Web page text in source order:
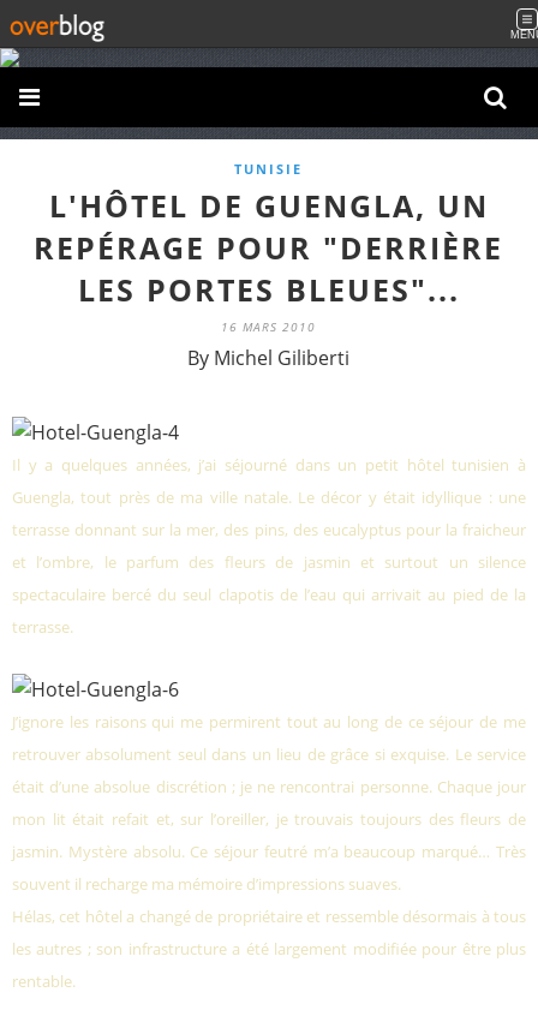
TUNISIE
L'HÔTEL DE GUENGLA, UN
REPÉRAGE POUR "DERRIÈRE
LES PORTES BLEUES"...
16 MARS 2010
By Michel Giliberti
Il y a quelques années, j’ai séjourné dans un petit hôtel tunisien à
Guengla, tout près de ma ville natale. Le décor y était idyllique : une
terrasse donnant sur la mer, des pins, des eucalyptus pour la fraicheur
et l’ombre, le parfum des fleurs de jasmin et surtout un silence
spectaculaire bercé du seul clapotis de l’eau qui arrivait au pied de la
terrasse.
J’ignore les raisons qui me permirent tout au long de ce séjour de me
retrouver absolument seul dans un lieu de grâce si exquise. Le service
était d’une absolue discrétion ; je ne rencontrai personne. Chaque jour
mon lit était refait et, sur l’oreiller, je trouvais toujours des fleurs de
jasmin. Mystère absolu. Ce séjour feutré m’a beaucoup marqué… Très
souvent il recharge ma mémoire d’impressions suaves.
Hélas, cet hôtel a changé de propriétaire et ressemble désormais à tous
les autres ; son infrastructure a été largement modifiée pour être plus
rentable.